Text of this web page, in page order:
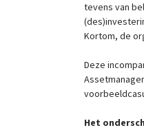
tevens van
Kortom, de
Deze
Het